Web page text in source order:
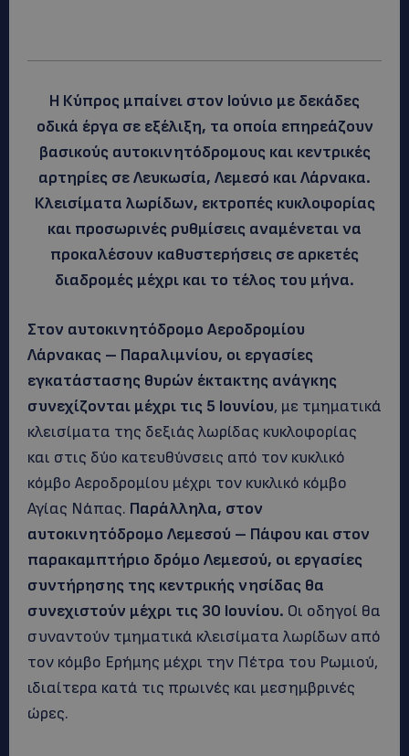
Η Κύπρος μπαίνει στον Ιούνιο με δεκάδες
οδικά έργα σε εξέλιξη, τα οποία επηρεάζουν
βασικούς αυτοκινητόδρομους και κεντρικές
αρτηρίες σε Λευκωσία, Λεμεσό και Λάρνακα.
Κλεισίματα λωρίδων, εκτροπές κυκλοφορίας
και προσωρινές ρυθμίσεις αναμένεται να
προκαλέσουν καθυστερήσεις σε αρκετές
διαδρομές μέχρι και το τέλος του μήνα.
Στον αυτοκινητόδρομο Αεροδρομίου
Λάρνακας – Παραλιμνίου, οι εργασίες
εγκατάστασης θυρών έκτακτης ανάγκης
συνεχίζονται μέχρι τις 5 Ιουνίου, με τμηματικά
κλεισίματα της δεξιάς λωρίδας κυκλοφορίας
και στις δύο κατευθύνσεις από τον κυκλικό
κόμβο Αεροδρομίου μέχρι τον κυκλικό κόμβο
Αγίας Νάπας. Παράλληλα, στον
αυτοκινητόδρομο Λεμεσού – Πάφου και στον
παρακαμπτήριο δρόμο Λεμεσού, οι εργασίες
συντήρησης της κεντρικής νησίδας θα
συνεχιστούν μέχρι τις 30 Ιουνίου. Οι οδηγοί θα
συναντούν τμηματικά κλεισίματα λωρίδων από
τον κόμβο Ερήμης μέχρι την Πέτρα του Ρωμιού,
ιδιαίτερα κατά τις πρωινές και μεσημβρινές
ώρες.